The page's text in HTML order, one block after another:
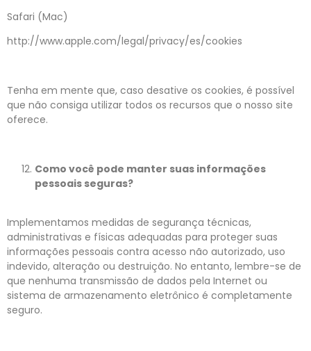
Safari (Mac)
http://www.apple.com/legal/privacy/es/cookies
Tenha em mente que, caso desative os cookies, é possível
que não consiga utilizar todos os recursos que o nosso site
oferece.
Como você pode manter suas informações
pessoais seguras?
Implementamos medidas de segurança técnicas,
administrativas e físicas adequadas para proteger suas
informações pessoais contra acesso não autorizado, uso
indevido, alteração ou destruição. No entanto, lembre-se de
que nenhuma transmissão de dados pela Internet ou
sistema de armazenamento eletrônico é completamente
seguro.